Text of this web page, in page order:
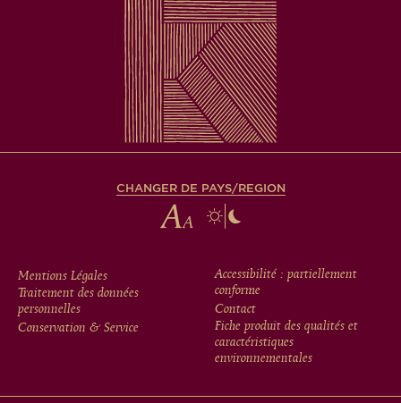
CHANGER DE PAYS/REGION
FOOTER
MENU
Mentions Légales
Traitement des données
personnelles
Conservation & Service
Accessibilité : partiellement
conforme
Contact
Fiche produit des qualités et
caractéristiques
environnementales